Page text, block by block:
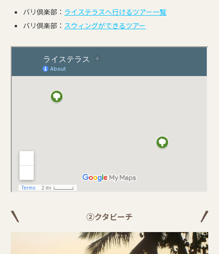
バリ倶楽部： ライステラスへ行けるツアー一覧
バリ倶楽部： スウィングができるツアー
②クタビーチ